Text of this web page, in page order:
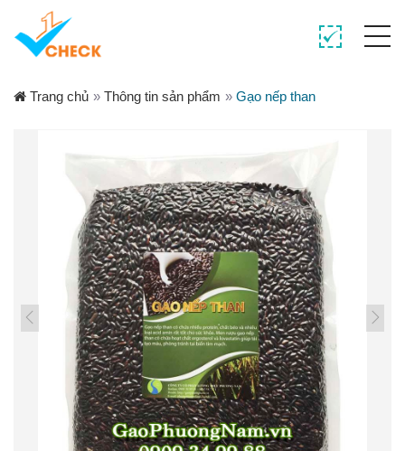
Trang chủ » Thông tin sản phẩm » Gạo nếp than